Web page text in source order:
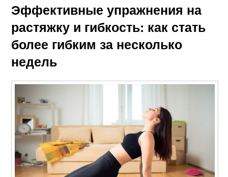
Эффективные упражнения на
растяжку и гибкость: как стать
более гибким за несколько
недель